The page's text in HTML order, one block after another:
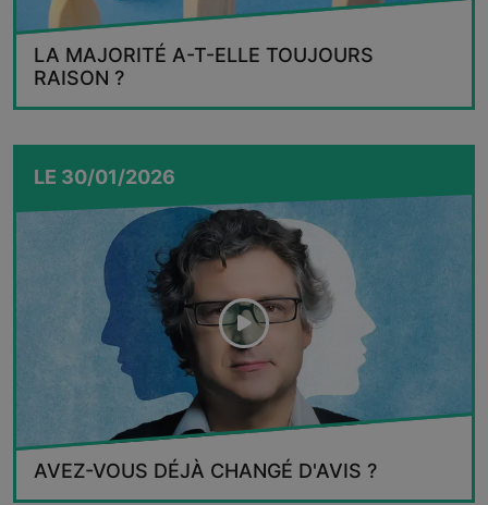
LA MAJORITÉ A-T-ELLE TOUJOURS
RAISON ?
LE 30/01/2026
AVEZ-VOUS DÉJÀ CHANGÉ D'AVIS ?